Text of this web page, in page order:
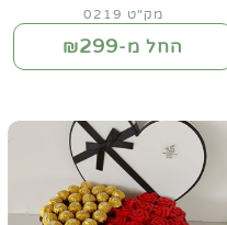
מק"ט 0219
החל מ-₪299